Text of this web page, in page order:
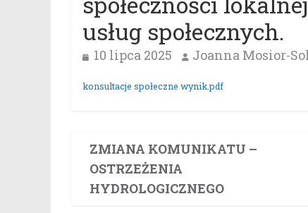
usług społecznych.
10 lipca 2025 Joanna Mosior-
konsultacje społeczne wynik.pdf
ZMIANA KOMUNIKATU –
OSTRZEŻENIA
HYDROLOGICZNEGO